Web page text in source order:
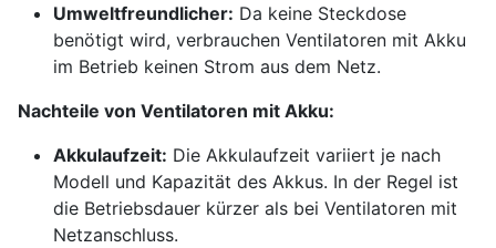
Umweltfreundlicher: Da keine Steckdose
benötigt wird, verbrauchen Ventilatoren mit Akku
im Betrieb keinen Strom aus dem Netz.
Nachteile von Ventilatoren mit Akku:
Akkulaufzeit: Die Akkulaufzeit variiert je nach
Modell und Kapazität des Akkus. In der Regel ist
die Betriebsdauer kürzer als bei Ventilatoren mit
Netzanschluss.